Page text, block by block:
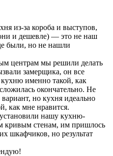
из-за короба и выступов,
и дешевле) — это не наш
были, но не нашли
центрам мы решили делать
замерщика, он все
именно такой, как
окончательно. Не
но кухня идеально
как мне нравится.
нашу кухню-
кривым стенам, им пришлось
шкафчиков, но результат